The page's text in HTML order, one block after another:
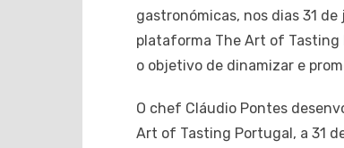
gastronómicas, nos dias 31
plataforma The Art of Tasting
o objetivo de dinamizar e
O chef Cláudio Pontes
Art of Tasting Portugal, a 31